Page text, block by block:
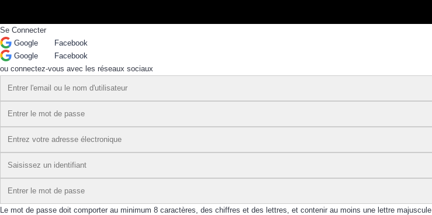
Se Connecter
Google
Facebook
Google
Facebook
ou connectez-vous avec les réseaux sociaux
Le mot de passe doit comporter au minimum 8 caractères, des chiffres et des lettres, et contenir au moins une lettre majuscule